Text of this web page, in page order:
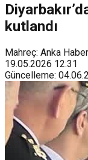
kutlandı
Mahreç: Anka Haber
19.05.2026 12:31
Güncelleme: